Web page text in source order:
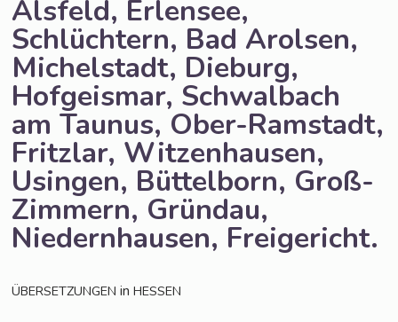
Alsfeld, Erlensee,
Schlüchtern, Bad Arolsen,
Michelstadt, Dieburg,
Hofgeismar, Schwalbach
am Taunus, Ober-Ramstadt,
Fritzlar, Witzenhausen,
Usingen, Büttelborn, Groß-
Zimmern, Gründau,
Niedernhausen, Freigericht.
ÜBERSETZUNGEN inHESSEN